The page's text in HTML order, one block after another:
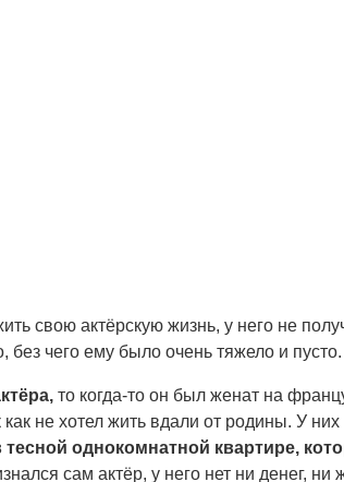
свою актёрскую жизнь, у него не
без чего ему было очень тяжело и пусто.
то когда-то он был женат на
не хотел жить вдали от родины. У
тесной однокомнатной квартире,
сам актёр, у него нет ни денег, ни